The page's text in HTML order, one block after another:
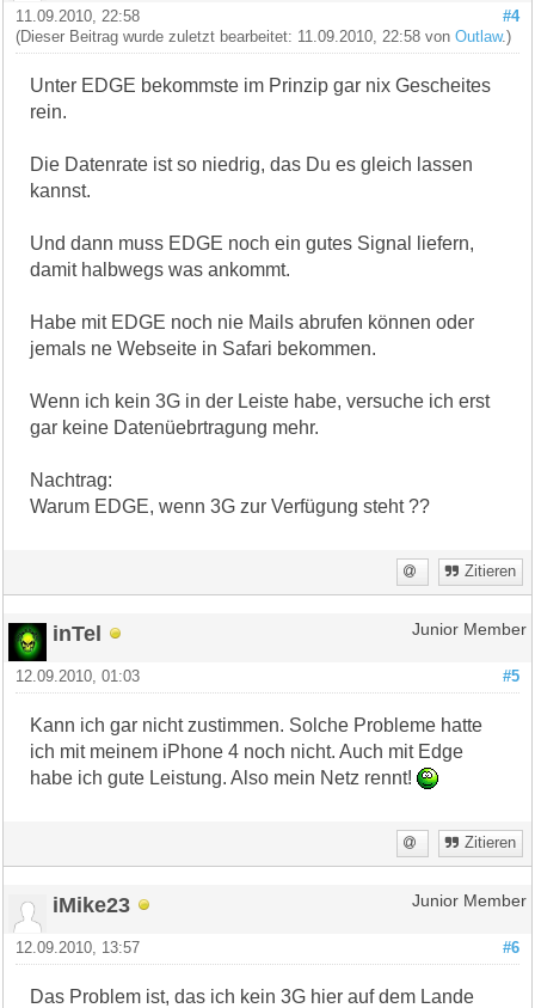
#4
11.09.2010, 22:58
(Dieser Beitrag wurde zuletzt bearbeitet: 11.09.2010, 22:58 vonOutlaw.)
Unter EDGE bekommste im Prinzip gar nix Gescheites
rein.
Die Datenrate ist so niedrig, das Du es gleich lassen
kannst.
Und dann muss EDGE noch ein gutes Signal liefern,
damit halbwegs was ankommt.
Habe mit EDGE noch nie Mails abrufen können oder
jemals ne Webseite in Safari bekommen.
Wenn ich kein 3G in der Leiste habe, versuche ich erst
gar keine Datenüebrtragung mehr.
Nachtrag:
Warum EDGE, wenn 3G zur Verfügung steht ??
Zitieren
inTel Junior Member
#5
12.09.2010, 01:03
Kann ich gar nicht zustimmen. Solche Probleme hatte
ich mit meinem iPhone 4 noch nicht. Auch mit Edge
habe ich gute Leistung. Also mein Netz rennt!
Zitieren
iMike23 Junior Member
#6
12.09.2010, 13:57
Das Problem ist, das ich kein 3G hier auf dem Lande